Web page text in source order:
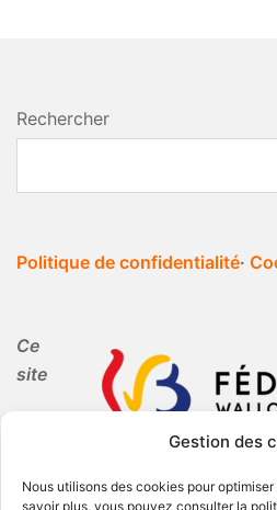
Gestion des
Nous utilisons des cookies pour
savoir plus, vous pouvez consulter la
Rechercher
Politique de confidentialité·
Ce
site
internet est réalisé par
l'Education Permanente.